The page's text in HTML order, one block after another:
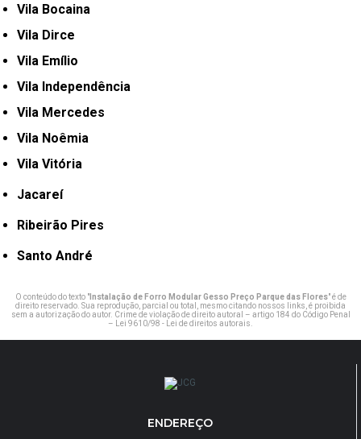
Vila Bocaina
Vila Dirce
Vila Emílio
Vila Independência
Vila Mercedes
Vila Noêmia
Vila Vitória
Jacareí
Ribeirão Pires
Santo André
O conteúdo do texto "Instalação de Forro Modular Gesso Preço Parque das Flores" é de
direito reservado. Sua reprodução, parcial ou total, mesmo citando nossos links, é proibida
sem a autorização do autor. Crime de violação de direito autoral – artigo 184 do Código Penal
–
Lei 9610/98 - Lei de direitos autorais
ENDEREÇO